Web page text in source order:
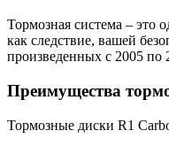
Тормозная система – это
как следствие, вашей
произведенных с 2005 по
Преимущества
Тормозные диски R1